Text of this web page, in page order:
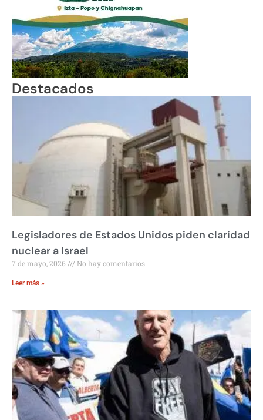
Destacados
Legisladores de Estados Unidos piden claridad
nuclear a Israel
7 de mayo, 2026 No hay comentarios
Leer más »